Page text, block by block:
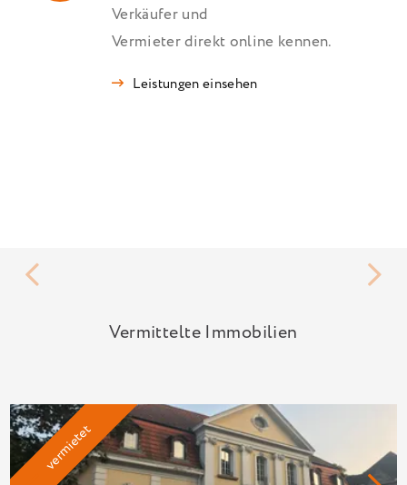
Verkäufer und
Vermieter direkt online kennen.
Leistungen einsehen
Vermittelte Immobilien
vermietet